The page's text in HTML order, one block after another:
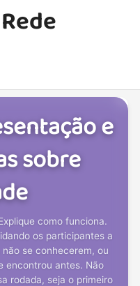
e
sobre
como funciona.
os participantes a
se conhecerem, ou
encontrou antes. Não
rodada, seja o primeiro